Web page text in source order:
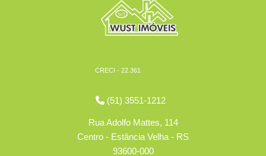
CRECI - 22.361
(51) 3551-1212
Rua Adolfo Mattes, 114
Centro - Estância Velha - RS
93600-000